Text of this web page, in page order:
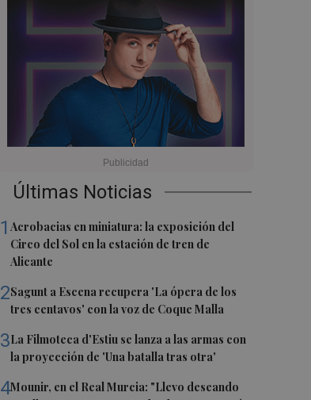
Últimas Noticias
1Acrobacias en miniatura: la exposición del
Circo del Sol en la estación de tren de
Alicante
2Sagunt a Escena recupera 'La ópera de los
tres centavos' con la voz de Coque Malla
3La Filmoteca d'Estiu se lanza a las armas con
la proyección de 'Una batalla tras otra'
4Mounir, en el Real Murcia: "Llevo deseando